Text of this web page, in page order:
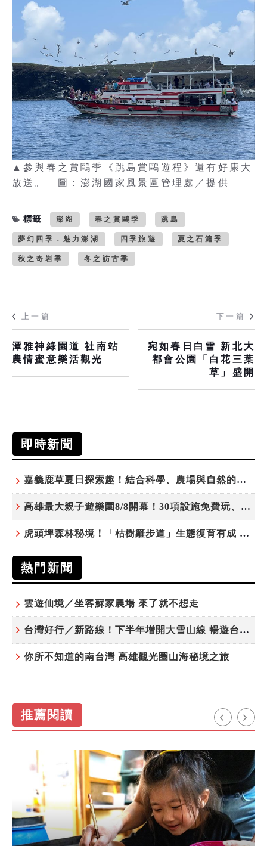
▲參與春之賞鷗季《跳島賞鷗遊程》還有好康大
放送。 圖：澎湖國家風景區管理處／提供
標籤 澎湖 春之賞鷗季 跳島
夢幻四季．魅力澎湖 四季旅遊 夏之石滬季
秋之奇岩季 冬之訪古季
上一篇
潭雅神綠園道 社南站
農情蜜意樂活觀光
下一篇
宛如春日白雪 新北大
都會公園「白花三葉
草」盛開
即時新聞
嘉義鹿草夏日探索趣！結合科學、農場與自然的親子小旅行
高雄最大親子遊樂園8/8開幕！30項設施免費玩、YOYO家族嗨翻暑假
虎頭埤森林秘境！「枯樹籬步道」生態復育有成 走進大自然生命教室
熱門新聞
雲遊仙境／坐客蘇家農場 來了就不想走
台灣好行／新路線！下半年增開大雪山線 暢遊台中更便利
你所不知道的南台灣 高雄觀光圈山海秘境之旅
推薦閱讀